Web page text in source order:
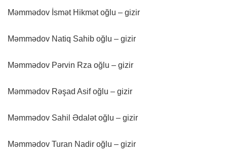
Məmmədov İsmət Hikmət oğlu – gizir
Məmmədov Natiq Sahib oğlu – gizir
Məmmədov Pərvin Rza oğlu – gizir
Məmmədov Rəşad Asif oğlu – gizir
Məmmədov Sahil Ədalət oğlu – gizir
Məmmədov Turan Nadir oğlu – gizir